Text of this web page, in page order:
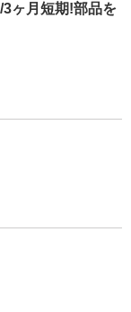
ヶ月短期!部品を